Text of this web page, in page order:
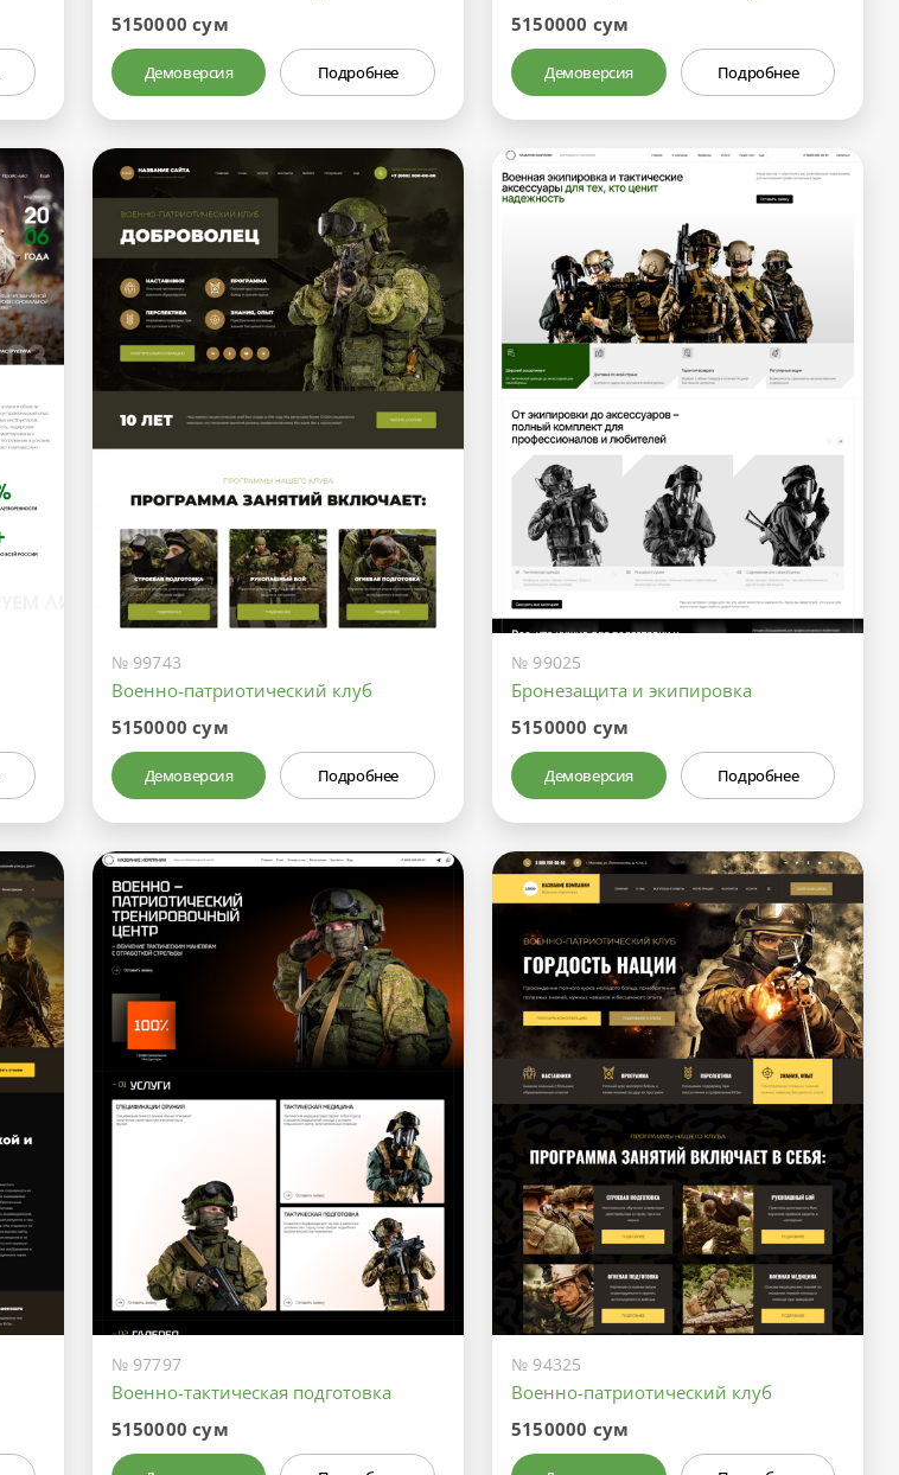
5150000 сум
Демоверсия Подробнее
5150000 сум
Демоверсия Подробнее
№ 99743
Военно-патриотический клуб
5150000 сум
Демоверсия Подробнее
№ 99025
Бронезащита и экипировка
5150000 сум
Демоверсия Подробнее
№ 97797
Военно-тактическая подготовка
5150000 сум
№ 94325
Военно-патриотический клуб
5150000 сум